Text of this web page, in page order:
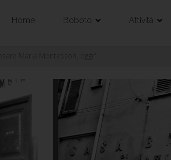
Home Boboto Attività
Maria Montessori, oggi"